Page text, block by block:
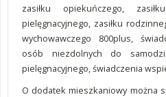
zasiłku opiekuńczego,
pielęgnacyjnego, zasiłku
wychowawczego 800plus,
osób niezdolnych do
pielęgnacyjnego, świadczenia
O dodatek mieszkaniowy można